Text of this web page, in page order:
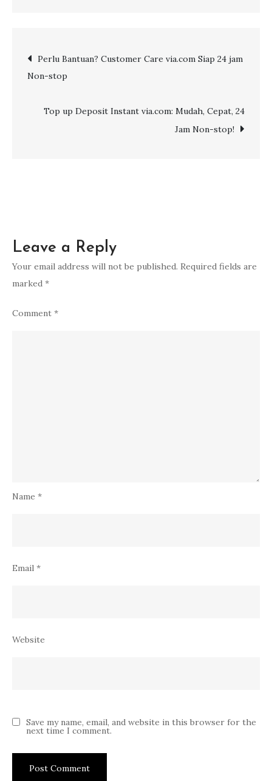
Peningkatan
Kualitas
Post
navigation
Perlu Bantuan? Customer Care via.com Siap 24 jam
Non-stop
Top up Deposit Instant via.com: Mudah, Cepat, 24
Jam Non-stop!
Leave a Reply
Your email address will not be published. Required fields are
marked *
Comment *
Name *
Email *
Website
Save my name, email, and website in this browser for the
next time I comment.